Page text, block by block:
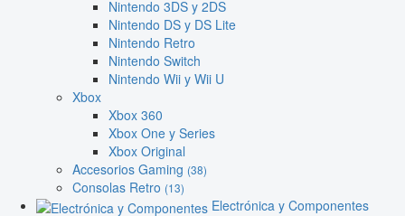
Nintendo 3DS y 2DS
Nintendo DS y DS Lite
Nintendo Retro
Nintendo Switch
Nintendo Wii y Wii U
Xbox
Xbox 360
Xbox One y Series
Xbox Original
Accesorios Gaming (38)
Consolas Retro (13)
Electrónica y Componentes